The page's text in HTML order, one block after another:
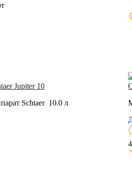
Jupiter 10
Schtaer 10.0 л